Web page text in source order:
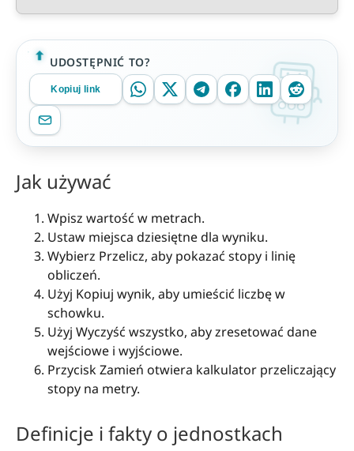
UDOSTĘPNIĆ TO?
Kopiuj link
Jak używać
Wpisz wartość w metrach.
Ustaw miejsca dziesiętne dla wyniku.
Wybierz Przelicz, aby pokazać stopy i linię
obliczeń.
Użyj Kopiuj wynik, aby umieścić liczbę w
schowku.
Użyj Wyczyść wszystko, aby zresetować dane
wejściowe i wyjściowe.
Przycisk Zamień otwiera kalkulator przeliczający
stopy na metry.
Definicje i fakty o jednostkach